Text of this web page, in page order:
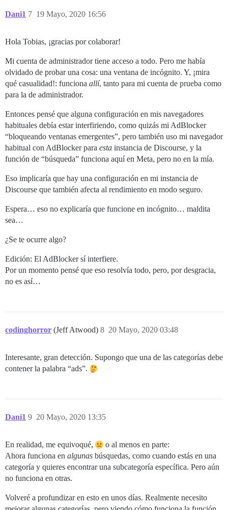
Dani1 19 Mayo, 2020 16:56
7
Hola Tobias, ¡gracias por colaborar!
Mi cuenta de administrador tiene acceso a todo. Pero me había
olvidado de probar una cosa: una ventana de incógnito. Y, ¡mira
qué casualidad!: funciona allí, tanto para mi cuenta de prueba como
para la de administrador.
Entonces pensé que alguna configuración en mis navegadores
habituales debía estar interfiriendo, como quizás mi AdBlocker
“bloqueando ventanas emergentes”, pero también uso mi navegador
habitual con AdBlocker para esta instancia de Discourse, y la
función de “búsqueda” funciona aquí en Meta, pero no en la mía.
Eso implicaría que hay una configuración en mi instancia de
Discourse que también afecta al rendimiento en modo seguro.
Espera… eso no explicaría que funcione en incógnito… maldita
sea…
¿Se te ocurre algo?
Edición: El AdBlocker sí interfiere.
Por un momento pensé que eso resolvía todo, pero, por desgracia,
no es así…
codinghorror (Jeff Atwood) 20 Mayo, 2020 03:48
8
Interesante, gran detección. Supongo que una de las categorías debe
contener la palabra “ads”.
Dani1 20 Mayo, 2020 13:35
9
En realidad, me equivoqué,
o al menos en parte:
Ahora funciona en algunas búsquedas, como cuando estás en una
categoría y quieres encontrar una subcategoría específica. Pero aún
no funciona en otras.
Volveré a profundizar en esto en unos días. Realmente necesito